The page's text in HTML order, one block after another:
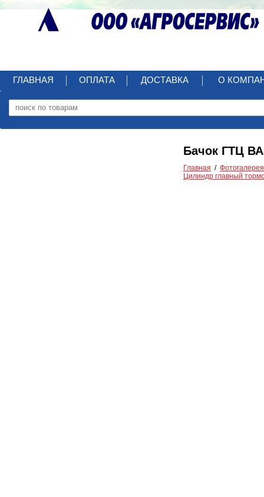
ГЛАВНАЯ ОПЛАТА ДОСТАВКА О
Бачок ГТЦ
Главная
Фотогалерея
Цилиндр главный